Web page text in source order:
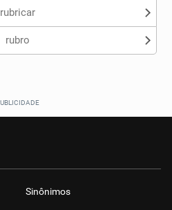
rubricar
rubro
Sinônimos